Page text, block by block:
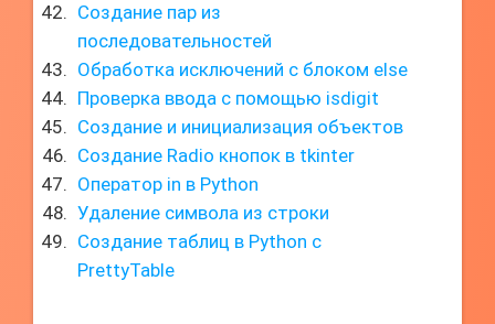
Создание пар из
последовательностей
Обработка исключений с блоком else
Проверка ввода с помощью isdigit
Создание и инициализация объектов
Создание Radio кнопок в tkinter
Оператор in в Python
Удаление символа из строки
Создание таблиц в Python с
PrettyTable